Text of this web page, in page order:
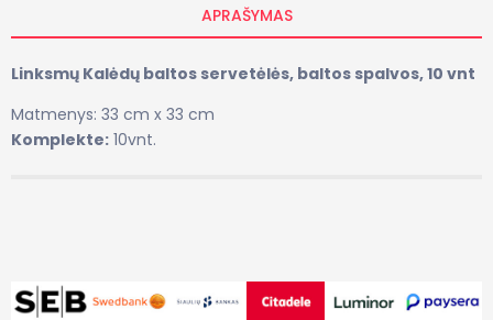
APRAŠYMAS
Linksmų Kalėdų baltos servetėlės, baltos spalvos, 10 vnt
Matmenys: 33 cm x 33 cm
Komplekte: 10vnt.